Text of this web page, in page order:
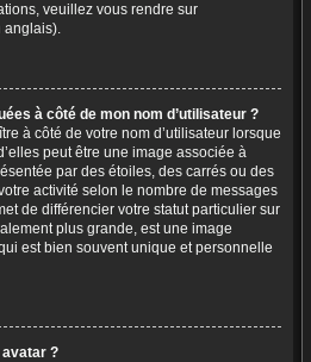
veuillez vous rendre sur
anglais).
à côté de mon nom d’utilisateur ?
à côté de votre nom d’utilisateur lorsque
peut être une image associée à
par des étoiles, des carrés ou des
activité selon le nombre de messages
de différencier votre statut particulier sur
plus grande, est une image
est bien souvent unique et personnelle
?